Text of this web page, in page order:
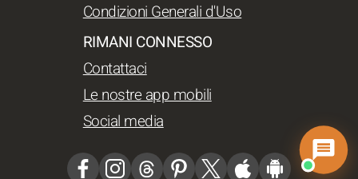
Condizioni Generali d'Uso
RIMANI CONNESSO
Contattaci
Le nostre app mobili
Social media